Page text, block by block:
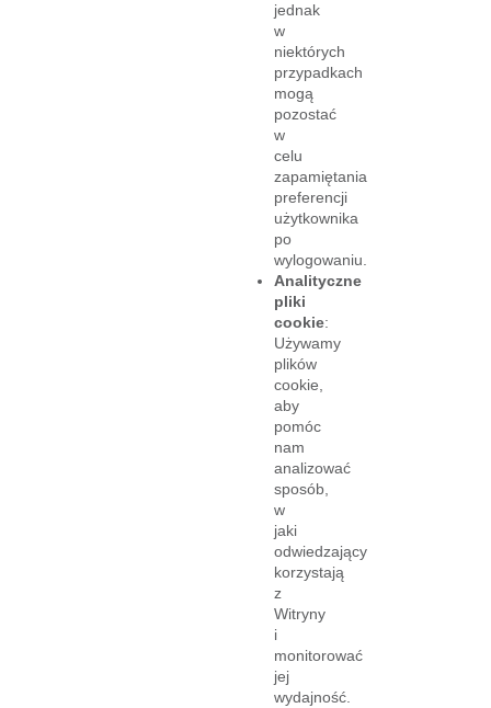
jednak
w
niektórych
przypadkach
mogą
pozostać
w
celu
zapamiętania
preferencji
użytkownika
po
wylogowaniu.
Analityczne
pliki
cookie:
Używamy
plików
cookie,
aby
pomóc
nam
analizować
sposób,
w
jaki
odwiedzający
korzystają
z
Witryny
i
monitorować
jej
wydajność.